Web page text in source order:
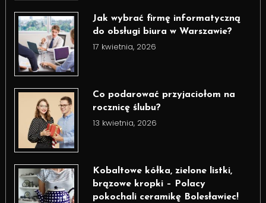
Jak wybrać firmę informatyczną
do obsługi biura w Warszawie?
17 kwietnia, 2026
Co podarować przyjaciołom na
rocznicę ślubu?
13 kwietnia, 2026
Kobaltowe kółka, zielone listki,
brązowe kropki – Polacy
pokochali ceramikę Bolesławiec!